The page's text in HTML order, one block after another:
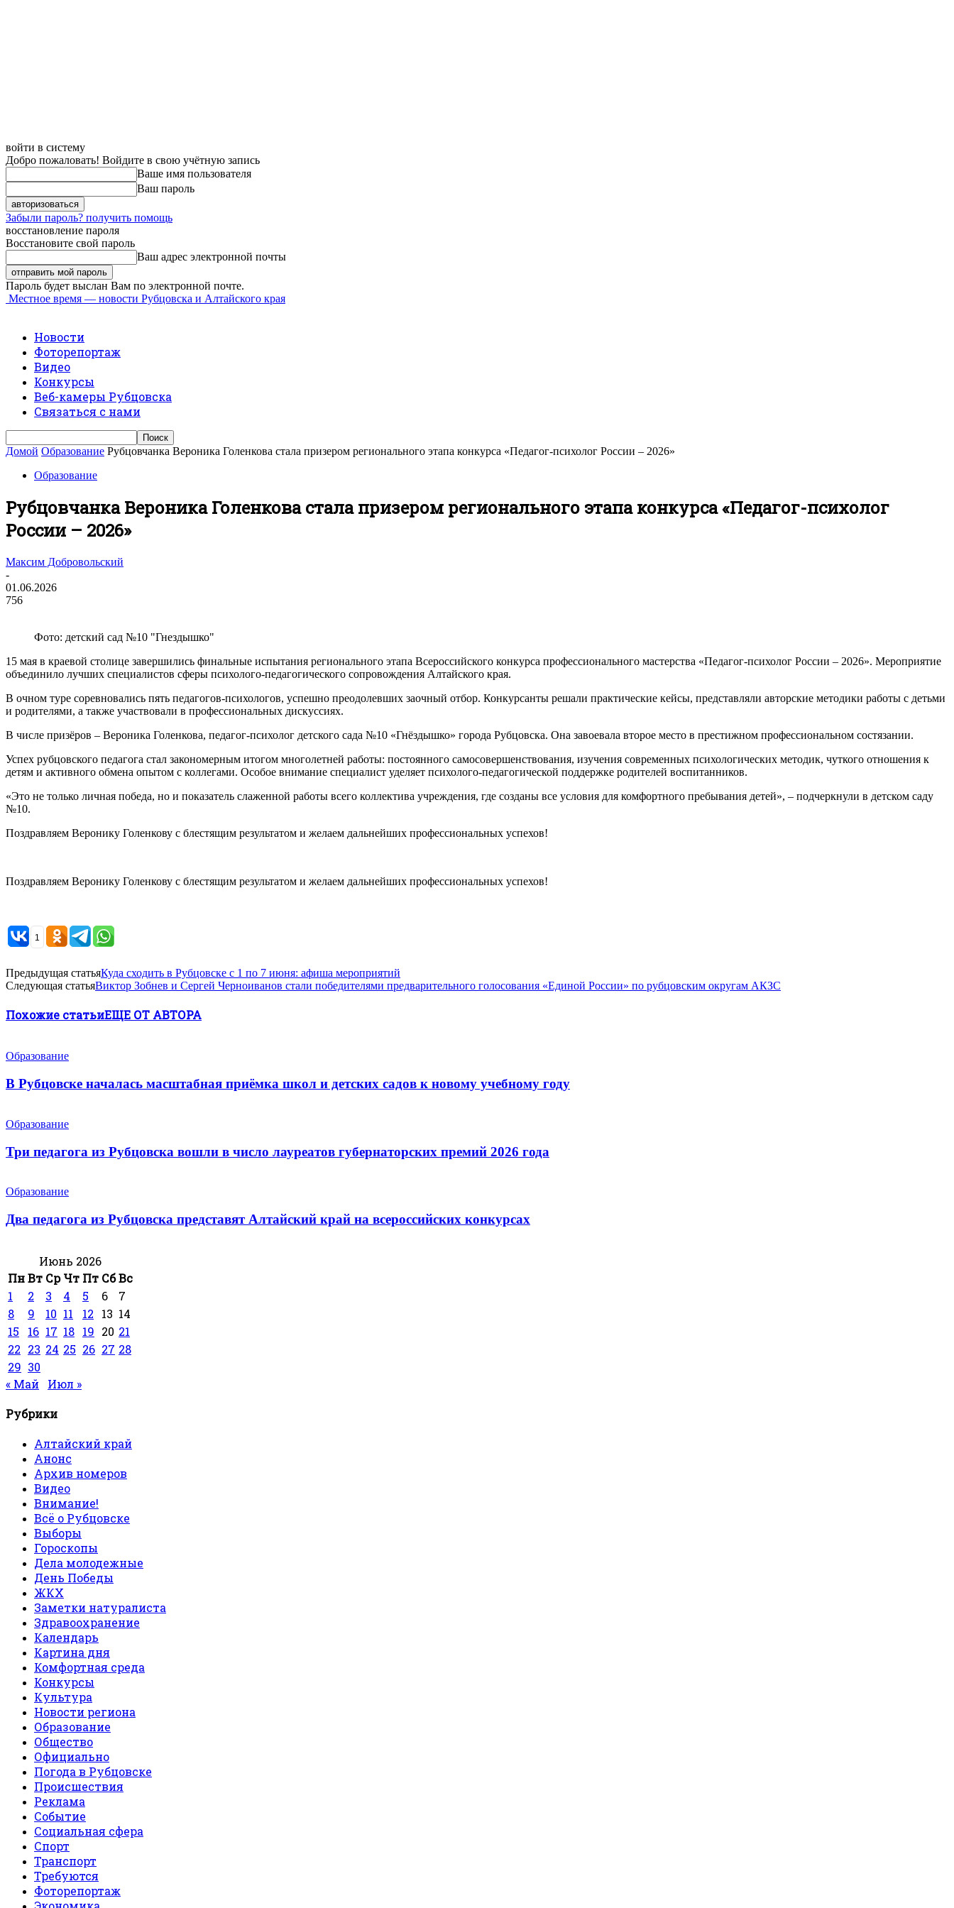
войти в систему
Добро пожаловать! Войдите в свою учётную запись
Ваше имя пользователя
Ваш пароль
Забыли пароль? получить помощь
восстановление пароля
Восстановите свой пароль
Ваш адрес электронной почты
Пароль будет выслан Вам по электронной почте.
Местное время — новости Рубцовска и Алтайского края
Новости
Фоторепортаж
Видео
Конкурсы
Веб-камеры Рубцовска
Связаться с нами
Домой Образование Рубцовчанка Вероника Голенкова стала призером регионального этапа конкурса «Педагог-психолог России – 2026»
Образование
Рубцовчанка Вероника Голенкова стала призером регионального этапа конкурса «Педагог-психолог
России – 2026»
Максим Добровольский
-
01.06.2026
756
Фото: детский сад №10 "Гнездышко"
15 мая в краевой столице завершились финальные испытания регионального этапа Всероссийского конкурса профессионального мастерства «Педагог-психолог России – 2026». Мероприятие
объединило лучших специалистов сферы психолого-педагогического сопровождения Алтайского края.
В очном туре соревновались пять педагогов-психологов, успешно преодолевших заочный отбор. Конкурсанты решали практические кейсы, представляли авторские методики работы с детьми
и родителями, а также участвовали в профессиональных дискуссиях.
В числе призёров – Вероника Голенкова, педагог-психолог детского сада №10 «Гнёздышко» города Рубцовска. Она завоевала второе место в престижном профессиональном состязании.
Успех рубцовского педагога стал закономерным итогом многолетней работы: постоянного самосовершенствования, изучения современных психологических методик, чуткого отношения к
детям и активного обмена опытом с коллегами. Особое внимание специалист уделяет психолого-педагогической поддержке родителей воспитанников.
«Это не только личная победа, но и показатель слаженной работы всего коллектива учреждения, где созданы все условия для комфортного пребывания детей», – подчеркнули в детском саду
№10.
Поздравляем Веронику Голенкову с блестящим результатом и желаем дальнейших профессиональных успехов!
Поздравляем Веронику Голенкову с блестящим результатом и желаем дальнейших профессиональных успехов!
1
Предыдущая статьяКуда сходить в Рубцовске с 1 по 7 июня: афиша мероприятий
Следующая статьяВиктор Зобнев и Сергей Черноиванов стали победителями предварительного голосования «Единой России» по рубцовским округам АКЗС
Похожие статьиЕЩЕ ОТ АВТОРА
Образование
В Рубцовске началась масштабная приёмка школ и детских садов к новому учебному году
Образование
Три педагога из Рубцовска вошли в число лауреатов губернаторских премий 2026 года
Образование
Два педагога из Рубцовска представят Алтайский край на всероссийских конкурсах
Июнь 2026
ПнВт Ср Чт Пт СбВс
1
2 3 4 5 6
7
8
9 10 11 12 13 14
15
16 17 18 19 20 21
22 23 24 25 26 27 28
29 30
« Май
Июл »
Рубрики
Алтайский край
Анонс
Архив номеров
Видео
Внимание!
Всё о Рубцовске
Выборы
Гороскопы
Дела молодежные
День Победы
ЖКХ
Заметки натуралиста
Здравоохранение
Календарь
Картина дня
Комфортная среда
Конкурсы
Культура
Новости региона
Образование
Общество
Официально
Погода в Рубцовске
Происшествия
Реклама
Событие
Социальная сфера
Спорт
Транспорт
Требуются
Фоторепортаж